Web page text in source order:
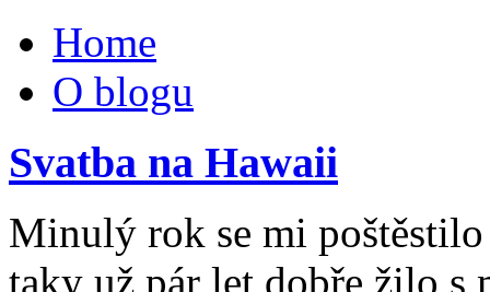
Home
O blogu
Svatba na Hawaii
Minulý rok se mi
taky už pár let dobře žilo